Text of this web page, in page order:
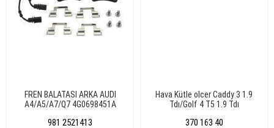
FREN BALATASI ARKA AUDI
A4/A5/A7/Q7 4G0698451A
981 2521413
Hava Kütle olcer Caddy 3 1.9
Tdı/Golf 4 T5 1.9 Tdı
370 163 40